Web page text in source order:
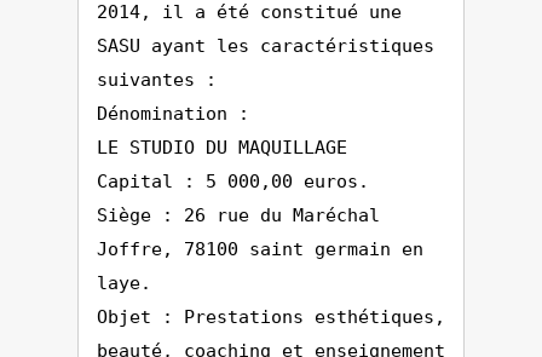
2014, il a été constitué une
SASU ayant les caractéristiques
suivantes :
Dénomination :
LE STUDIO DU MAQUILLAGE
Capital : 5 000,00 euros.
Siège : 26 rue du Maréchal
Joffre, 78100 saint germain en
laye.
Objet : Prestations esthétiques,
beauté, coaching et enseignement